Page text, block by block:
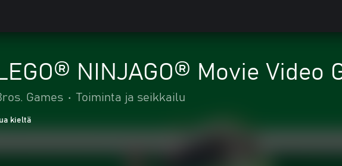
NINJAGO® Movie Video
Games • Toiminta ja seikkailu
kieltä